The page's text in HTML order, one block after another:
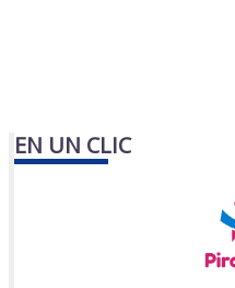
EN UN CLIC